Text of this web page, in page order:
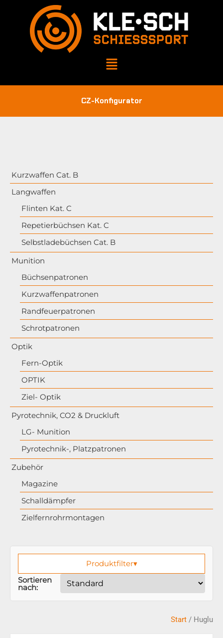
CZ-Konfigurator
Kurzwaffen Cat. B
Langwaffen
Flinten Kat. C
Repetierbüchsen Kat. C
Selbstladebüchsen Cat. B
Munition
Büchsenpatronen
Kurzwaffenpatronen
Randfeuerpatronen
Schrotpatronen
Optik
Fern-Optik
OPTIK
Ziel- Optik
Pyrotechnik, CO2 & Druckluft
LG- Munition
Pyrotechnik-, Platzpatronen
Zubehör
Magazine
Schalldämpfer
Zielfernrohrmontagen
Produktfilter▾
Sortieren
nach:
Start / Huglu